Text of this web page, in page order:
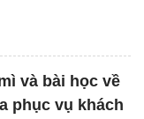
và bài học về
phục vụ khách